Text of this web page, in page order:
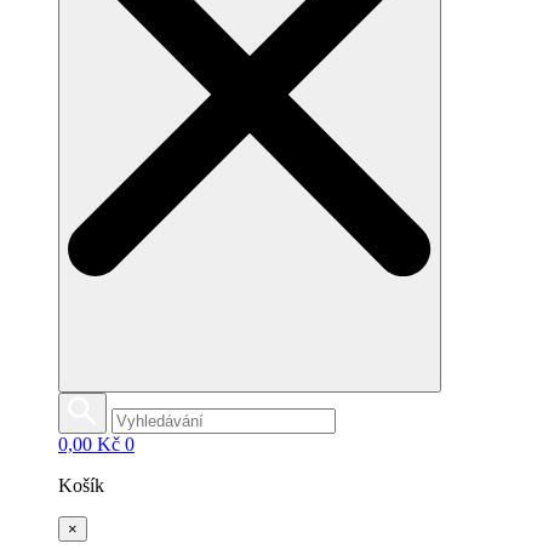
0,00 Kč 0
Košík
×